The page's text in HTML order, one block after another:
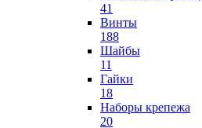
41
Винты
188
Шайбы
11
Гайки
18
Наборы крепежа
20